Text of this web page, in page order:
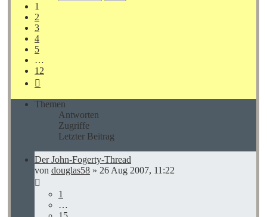
1
2
3
4
5
…
12
Themen
Antworten
Zugriffe
Letzter Beitrag
Der John-Fogerty-Thread
von douglas58 » 26 Aug 2007, 11:22
1
…